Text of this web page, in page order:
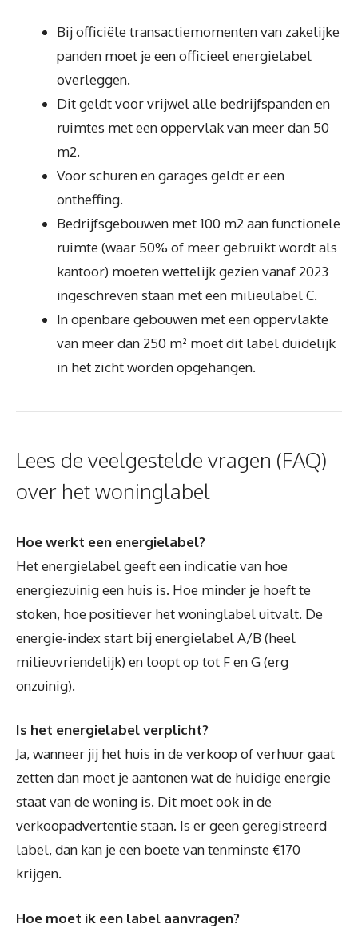
Bij officiële transactiemomenten van zakelijke
panden moet je een officieel energielabel
overleggen.
Dit geldt voor vrijwel alle bedrijfspanden en
ruimtes met een oppervlak van meer dan 50
m2.
Voor schuren en garages geldt er een
ontheffing.
Bedrijfsgebouwen met 100 m2 aan functionele
ruimte (waar 50% of meer gebruikt wordt als
kantoor) moeten wettelijk gezien vanaf 2023
ingeschreven staan met een milieulabel C.
In openbare gebouwen met een oppervlakte
van meer dan 250 m² moet dit label duidelijk
in het zicht worden opgehangen.
Lees de veelgestelde vragen (FAQ)
over het woninglabel
Hoe werkt een energielabel?
Het energielabel geeft een indicatie van hoe
energiezuinig een huis is. Hoe minder je hoeft te
stoken, hoe positiever het woninglabel uitvalt. De
energie-index start bij energielabel A/B (heel
milieuvriendelijk) en loopt op tot F en G (erg
onzuinig).
Is het energielabel verplicht?
Ja, wanneer jij het huis in de verkoop of verhuur gaat
zetten dan moet je aantonen wat de huidige energie
staat van de woning is. Dit moet ook in de
verkoopadvertentie staan. Is er geen geregistreerd
label, dan kan je een boete van tenminste €170
krijgen.
Hoe moet ik een label aanvragen?